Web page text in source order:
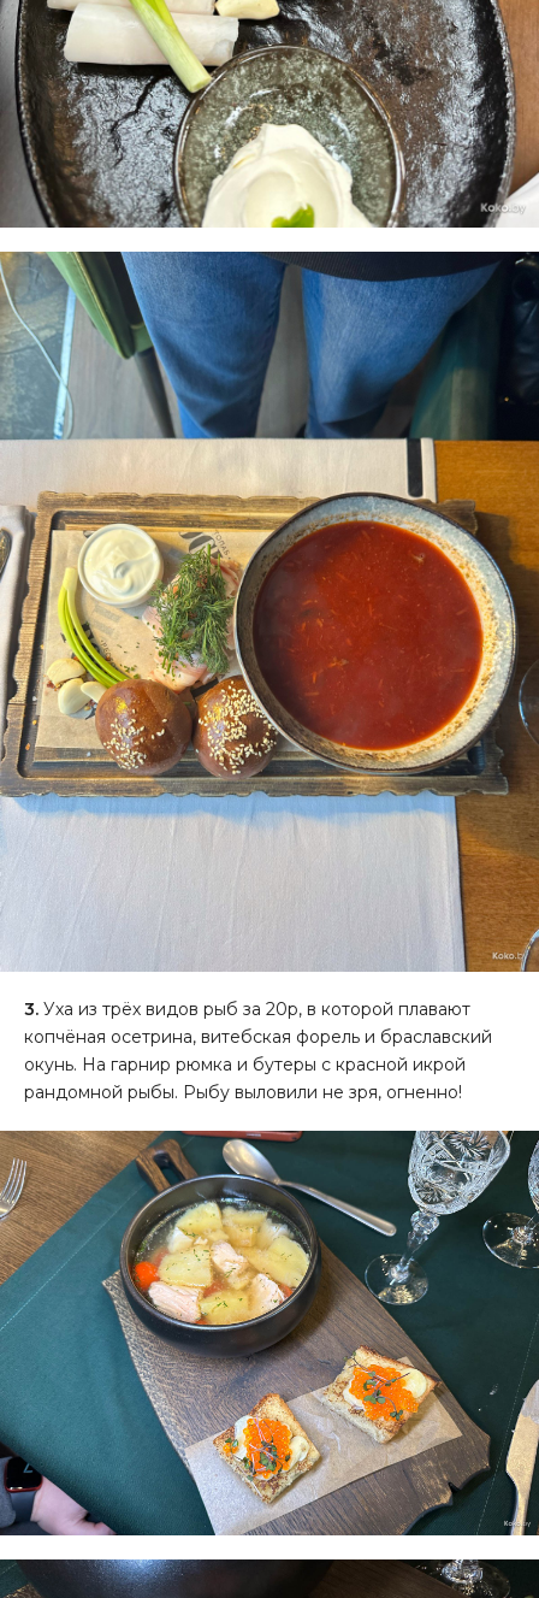
3. Уха из трёх видов рыб за 20р, в которой плавают
копчёная осетрина, витебская форель и браславский
окунь. На гарнир рюмка и бутеры с красной икрой
рандомной рыбы. Рыбу выловили не зря, огненно!